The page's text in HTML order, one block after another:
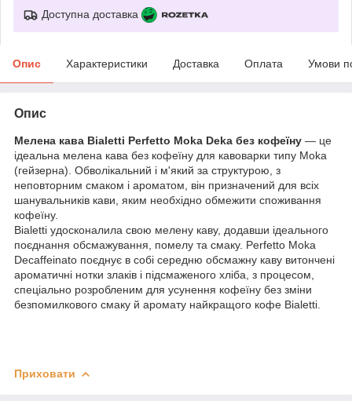
Доступна доставка
Опис Характеристики Доставка Оплата Умови
Опис
Мелена кава Bialetti Perfetto Moka Deka без кофеїну — це
ідеальна мелена кава без кофеїну для кавоварки типу Moka
(гейзерна). Обволікальний і м'який за структурою, з
неповторним смаком і ароматом, він призначений для всіх
шанувальників кави, яким необхідно обмежити споживання
кофеїну.
Bialetti удосконалила свою мелену каву, додавши ідеального
поєднання обсмажування, помелу та смаку. Perfetto Moka
Decaffeinato поєднує в собі середню обсмажну каву витончені
ароматичні нотки злаків і підсмаженого хліба, з процесом,
спеціально розробленим для усунення кофеїну без зміни
безпомилкового смаку й аромату найкращого кофе Bialetti.
Приховати